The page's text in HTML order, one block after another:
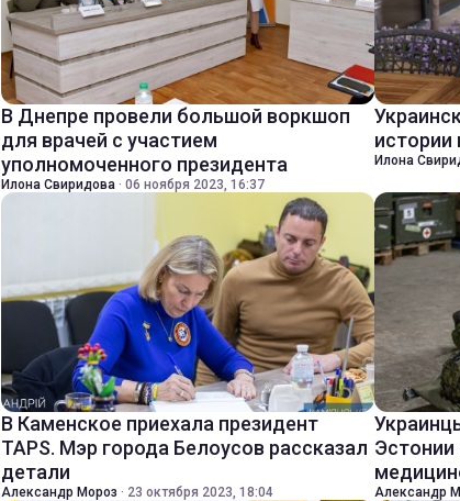
В Днепре провели большой воркшоп
для врачей с участием
уполномоченного президента
Илона Свиридова · 06 ноября 2023, 16:37
истории
Илона
В Каменское приехала президент
TAPS. Мэр города Белоусов рассказал
детали
Александр Мороз · 23 октября 2023, 18:04
Эстонии
Александр